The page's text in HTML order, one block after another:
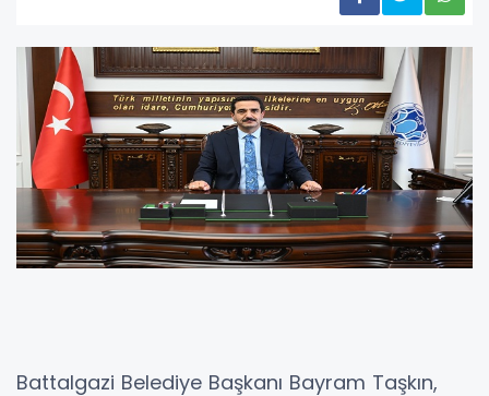
Battalgazi Belediye Başkanı Bayram Taşkın,